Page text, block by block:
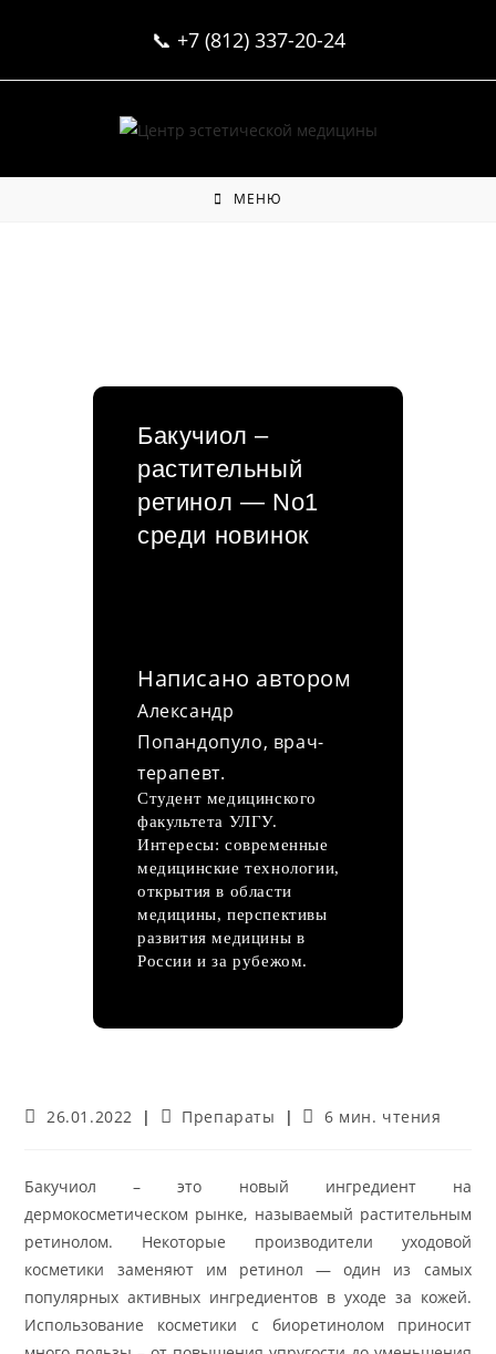
📞 +7 (812) 337-20-24
МЕНЮ
Бакучиол –
растительный
ретинол — No1
среди новинок
Написано автором
Александр
Попандопуло, врач-
терапевт.
Студент медицинского
факультета УЛГУ.
Интересы: современные
медицинские технологии,
открытия в области
медицины, перспективы
развития медицины в
России и за рубежом.
Запись
26.01.2022
Рубрика
Препараты
Время
6 мин. чтения
Бакучиол – это новый ингредиент на
дермокосметическом рынке, называемый растительным
ретинолом. Некоторые производители уходовой
косметики заменяют им ретинол — один из самых
популярных активных ингредиентов в уходе за кожей.
Использование косметики с биоретинолом приносит